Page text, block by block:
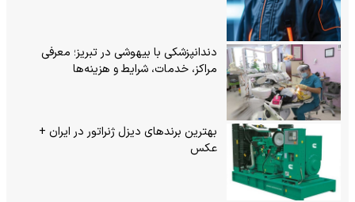
دندانپزشکی با بیهوشی در تبریز؛ معرفی
مراکز، خدمات، شرایط و هزینه‌ها
بهترین برندهای دیزل ژنراتور در ایران +
عکس